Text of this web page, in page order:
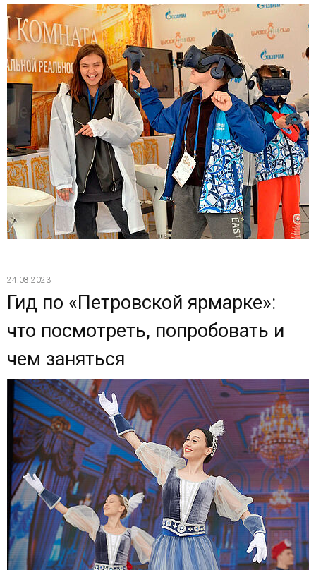
24.08.2023
Гид по «Петровской ярмарке»:
что посмотреть, попробовать и
чем заняться